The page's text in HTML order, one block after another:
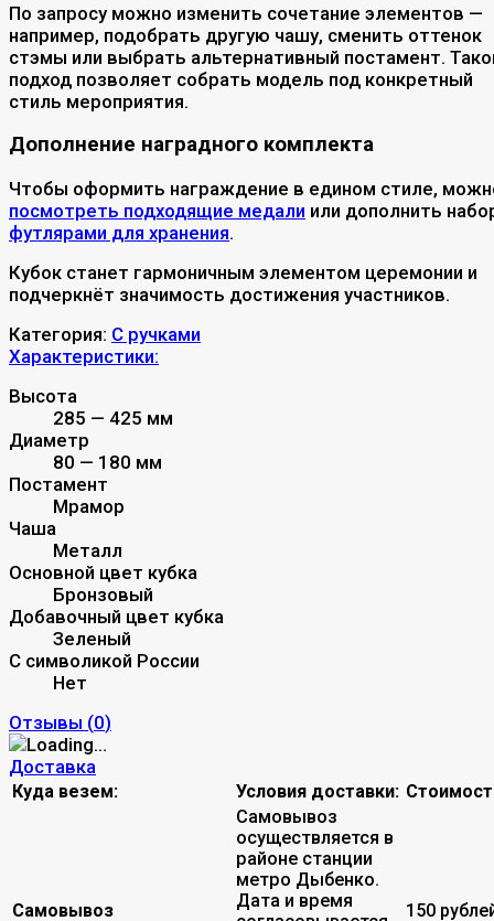
По запросу можно изменить сочетание элементов —
например, подобрать другую чашу, сменить оттенок
стэмы или выбрать альтернативный постамент.
подход позволяет собрать модель под конкретный
стиль мероприятия.
Дополнение наградного комплекта
Чтобы оформить награждение в едином стиле,
посмотреть подходящие медали или дополнить
футлярами для хранения.
Кубок станет гармоничным элементом церемонии и
подчеркнёт значимость достижения участников.
Категория: С ручками
Характеристики:
Высота
285 — 425 мм
Диаметр
80 — 180 мм
Постамент
Мрамор
Чаша
Металл
Основной цвет кубка
Бронзовый
Добавочный цвет кубка
Зеленый
С символикой России
Нет
Отзывы (0)
Доставка
Куда везем: Условия доставки:
Самовывоз
Самовывоз
осуществляется в
районе станции
метро Дыбенко.
Дата и время
150